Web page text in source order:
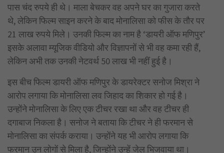
पास चंद रुपये ही थे। माला बेचकर वह अपने घर का गुजारा करते
थे, लेकिन फिल्म साइन करने के बाद मोनालिसा को फीस के तौर पर
21 लाख रुपये मिले। उनकी फिल्म का नाम है ‘डायरी ऑफ मणिपुर’
इसके अलावा म्यूजिक वीडियो और विज्ञापनों से भी वह कमा रही हैं,
लेकिन अभी तक उनकी नेटवर्थ 50 लाख भी नहीं हुई है।
इस बीच फिल्म डायरी ऑफ मणिपुर के डायरेक्टर सनोज मिश्रा ने
आरोप लगाया कि मोनालिसा लव जिहाद का शिकार हो गई है।
उन्होंने मोनालिसा के लिए एक टीचर रखा था और वह टीचर ही
दगाबाज निकला है। सनोज ने बताया कि टीचर ने ही फरमान से
मोनालिसा का संपर्क कराया। उन्होंने यह भी आरोप लगाया कि
फरमान उन लोगों से मिला है, जिन्होंने उन्हें जेल भिजवाया था।